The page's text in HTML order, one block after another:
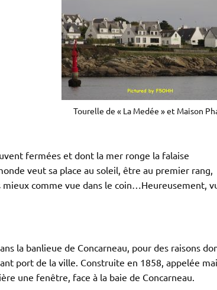
Tourelle de « La Medée » et Maison
fermées et dont la mer ronge la falaise
veut sa place au soleil, être au premier rang,
comme vue dans le coin…Heureusement,
la banlieue de Concarneau, pour des raisons
port de la ville. Construite en 1858, appelée
une fenêtre, face à la baie de Concarneau.